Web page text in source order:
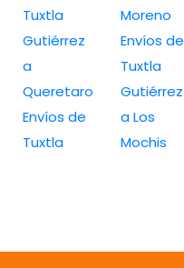
Tuxtla
Gutiérrez
a
Queretaro
Envíos de
Tuxtla
Moreno
Envíos de
Tuxtla
Gutiérrez
a Los
Mochis